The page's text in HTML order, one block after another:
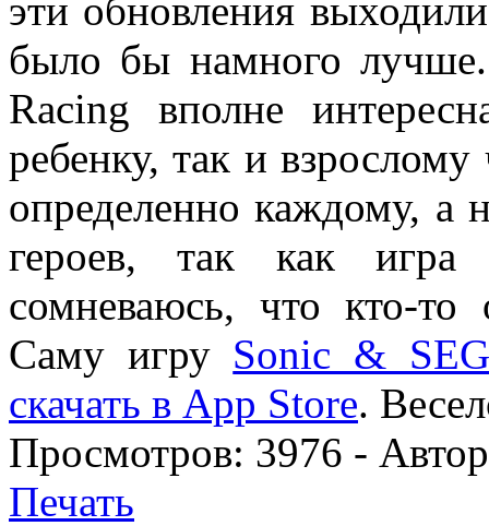
эти обновления
было бы намного
Racing вполне
ребенку, так и взрослому
определенно каждому, а
героев, так как
сомневаюсь, что кто-то
Саму игру Sonic &
скачать в App Store.
Просмотров: 3976 -
Печать